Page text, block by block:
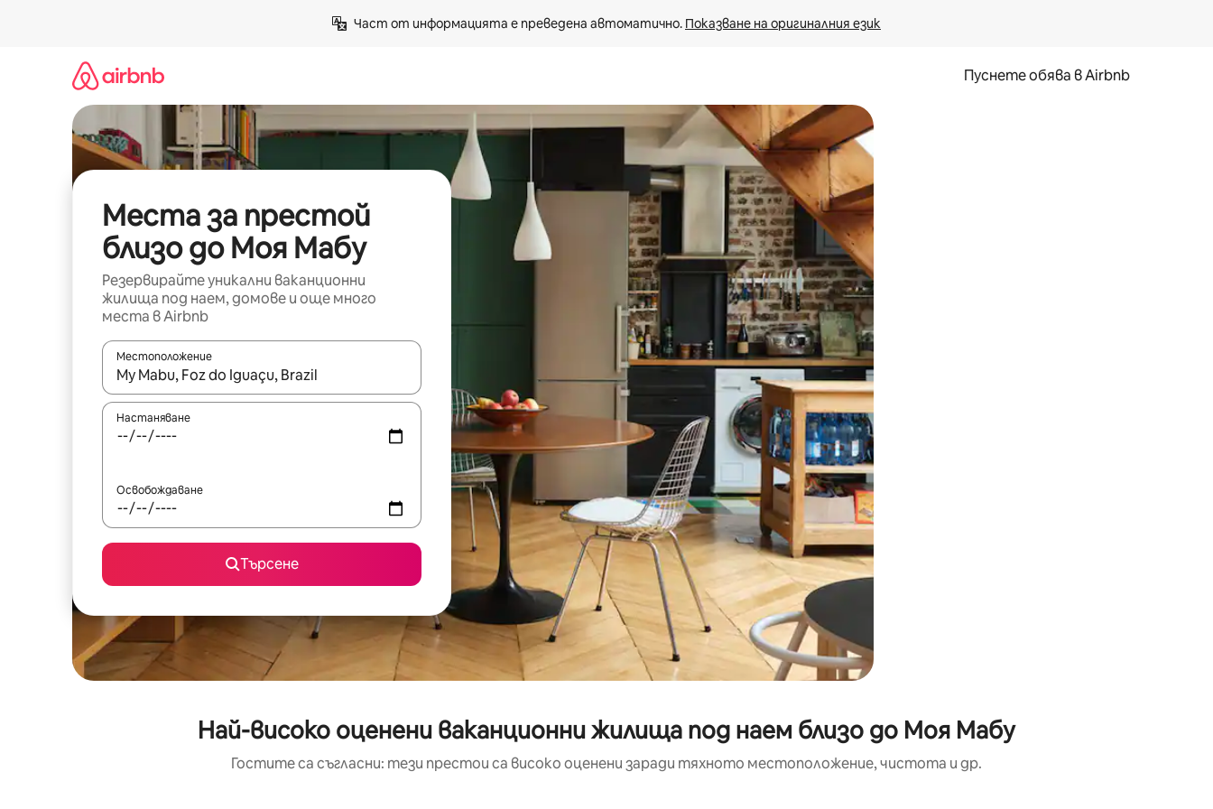
Част от информацията е преведена автоматично. Показване на оригиналния език
Пуснете обява в Airbnb
Места за престой
близо до Моя Мабу
Резервирайте уникални ваканционни
жилища под наем, домове и още много
места в Airbnb
Местоположение
Когато резултатите се покажат, използвайте клавишите със стрелки нагоре и надолу или навигирайте с докосване или плъзгане.
Настаняване
Освобождаване
Търсене
Най-високо оценени ваканционни жилища под наем близо до Моя Мабу
Гостите са съгласни: тези престои са високо оценени заради тяхното местоположение, чистота и др.